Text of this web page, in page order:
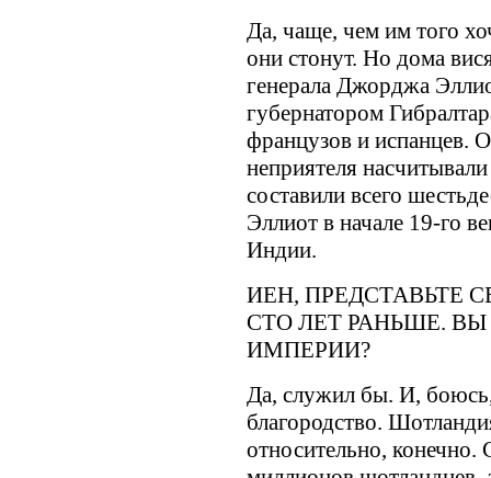
Да, чаще, чем им того
они стонут. Но дома
генерала Джорджа
губернатором
французов и испанцев.
неприятеля
составили всего
Эллиот в начале 19-го
Индии.
ИЕН, ПРЕДСТАВЬТЕ
СТО ЛЕТ РАНЬШЕ.
ИМПЕРИИ?
Да, служил бы. И,
благородство.
относительно,